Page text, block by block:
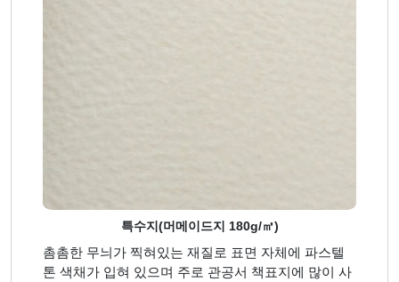
특수지(머메이드지 180g/㎡)
촘촘한 무늬가 찍혀있는 재질로 표면 자체에 파스텔
톤 색채가 입혀 있으며 주로 관공서 책표지에 많이 사